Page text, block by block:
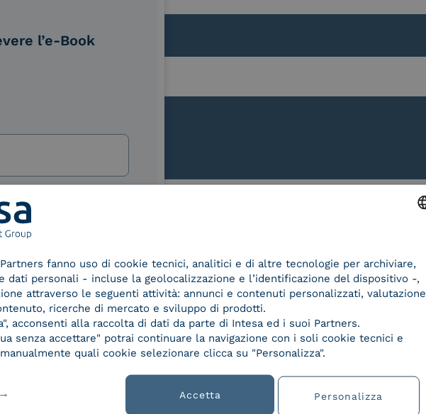
Trust
for
Service Provider e
Aggregatore SPID
Service Provider e
Aggregatore CIE
l’e-Book
e offerte di INTESA.
di INTESA.
inviando una e-mail
se non si desidera ricevere
facendo clic sul
e-mail.
nelle Norme di tutela della
di aver letto e compreso
ITALIAN
fanno uso di cookie tecnici, analitici e di altre tecnologie per archiviare,
dati personali - incluse la geolocalizzazione e l’identificazione del dispositivo -,
attraverso le seguenti attività: annunci e contenuti personalizzati, valutazione
ricerche di mercato e sviluppo di prodotti.
acconsenti alla raccolta di dati da parte di Intesa ed i suoi Partners.
senza accettare" potrai continuare la navigazione con i soli cookie tecnici e
quali cookie selezionare clicca su "Personalizza".
Accetta Personalizza